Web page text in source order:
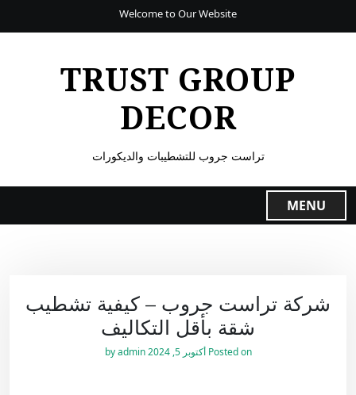
Welcome to Our Website
TRUST GROUP
DECOR
تراست جروب للتشطيبات والديكورات
MENU
شركة تراست جروب – كيفية تشطيب
شقة بأقل التكاليف
Posted on أكتوبر 5, 2024 by
admin